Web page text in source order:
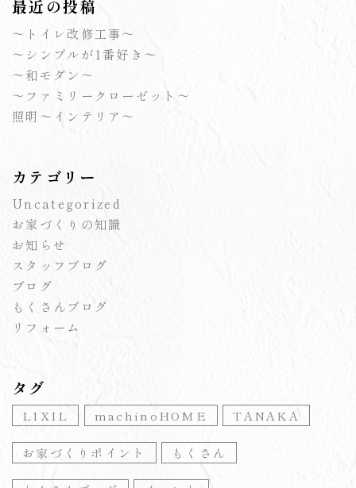
最近の投稿
～トイレ改修工事～
～シンプルが1番好き～
～和モダン～
～ファミリークローゼット～
照明～インテリア～
カテゴリー
Uncategorized
お家づくりの知識
お知らせ
スタッフブログ
ブログ
もくさんブログ
リフォーム
タグ
LIXIL machinoHOME TANAKA
お家づくりポイント もくさん